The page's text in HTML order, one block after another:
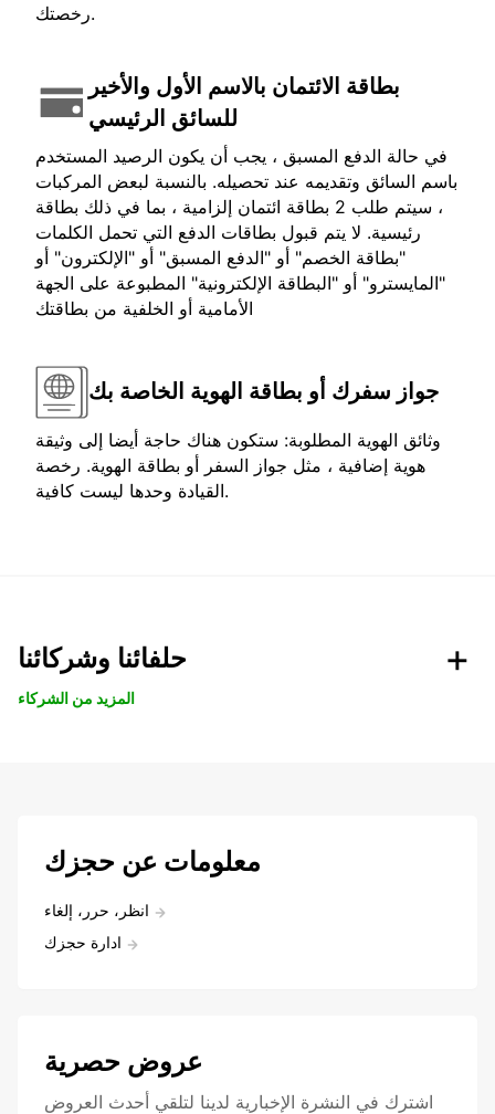
رخصتك.
بطاقة الائتمان بالاسم الأول والأخير
للسائق الرئيسي
في حالة الدفع المسبق ، يجب أن يكون الرصيد المستخدم
باسم السائق وتقديمه عند تحصيله. بالنسبة لبعض المركبات
، سيتم طلب 2 بطاقة ائتمان إلزامية ، بما في ذلك بطاقة
رئيسية. لا يتم قبول بطاقات الدفع التي تحمل الكلمات
"بطاقة الخصم" أو "الدفع المسبق" أو "الإلكترون" أو
"المايسترو" أو "البطاقة الإلكترونية" المطبوعة على الجهة
الأمامية أو الخلفية من بطاقتك
جواز سفرك أو بطاقة الهوية الخاصة بك
وثائق الهوية المطلوبة: ستكون هناك حاجة أيضا إلى وثيقة
هوية إضافية ، مثل جواز السفر أو بطاقة الهوية. رخصة
القيادة وحدها ليست كافية.
حلفائنا وشركائنا
المزيد من الشركاء
معلومات عن حجزك
انظر، حرر، إلغاء
ادارة حجزك
عروض حصرية
اشترك في النشرة الإخبارية لدينا لتلقي أحدث العروض